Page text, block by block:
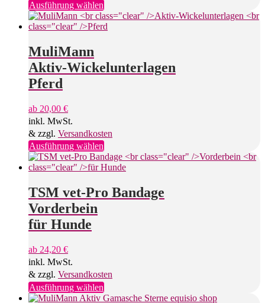
Ausführung wählenDieses
Produkt
weist
Die
gewählt
werden
MuliMann
Aktiv-Wickelunterlagen
Pferd
ab 20,00 €
inkl. MwSt.
& zzgl. Versandkosten
Ausführung wählenDieses
Produkt
weist
Varianten
auf.
gewählt
werden
TSM vet-Pro Bandage
Vorderbein
für Hunde
ab 24,20 €
inkl. MwSt.
& zzgl. Versandkosten
Ausführung wählenDieses
Produkt